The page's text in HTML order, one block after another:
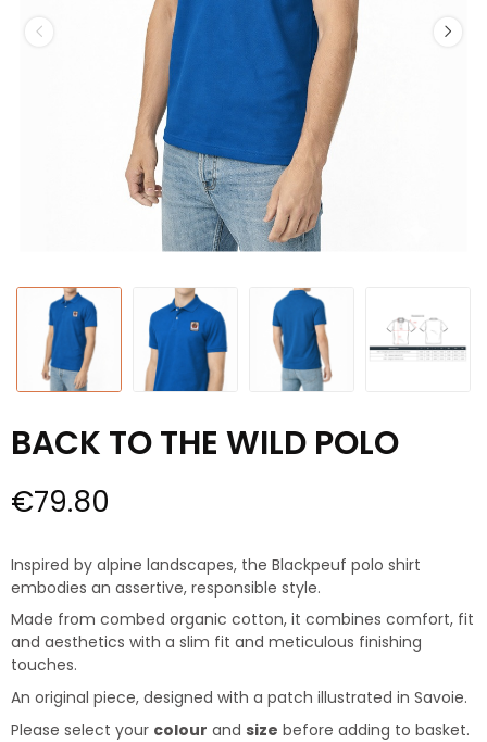
BACK TO THE WILD POLO
€79.80
Inspired by alpine landscapes, the Blackpeuf polo shirt
embodies an assertive, responsible style.
Made from combed organic cotton, it combines comfort, fit
and aesthetics with a slim fit and meticulous finishing
touches.
An original piece, designed with a patch illustrated in Savoie.
Please select your colour and size before adding to basket.